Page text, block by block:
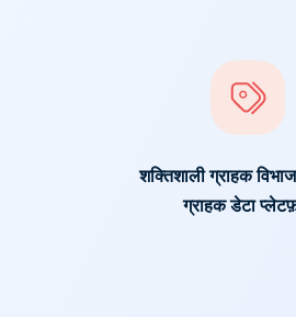
शक्तिशाली ग्राहक
ग्राहक डेटा